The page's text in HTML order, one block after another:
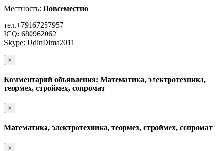
Местность: Повсеместно
тел.+79167257957
ICQ: 680962062
Skype: UdinDima2011
×
Комментарий объявления: Математика, электротехника,
теормех, строймех, сопромат
×
Математика, электротехника, теормех, строймех, сопромат
×